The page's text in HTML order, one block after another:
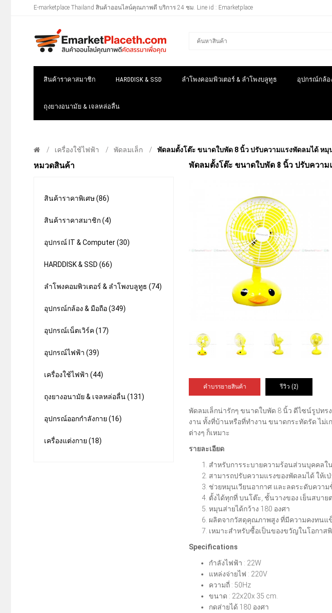
E-marketplace Thailand สินค้าออนไลน์คุณภาพดี บริการ 24 ชม. Line id : Emarketplace
สินค้าราคาสมาชิก HARDDISK & SSD ลำโพงคอมพิวเตอร์ & ลำโพงบลูทูธ อุปกรณ์กล้อ
ถุงยางอนามัย & เจลหล่อลื่น
เครื่องใช้ไฟฟ้า พัดลมเล็ก พัดลมตั้งโต๊ะ ขนาดใบพัด 8 นิ้ว ปรับความแรงพัดลมได้ หมุ
หมวดสินค้า
สินค้าราคาพิเศษ (86)
สินค้าราคาสมาชิก (4)
อุปกรณ์ IT & Computer (30)
HARDDISK & SSD (66)
ลำโพงคอมพิวเตอร์ & ลำโพงบลูทูธ (74)
อุปกรณ์กล้อง & มือถือ (349)
อุปกรณ์เน็ตเวิร์ค (17)
อุปกรณ์ไฟฟ้า (39)
เครื่องใช้ไฟฟ้า (44)
ถุงยางอนามัย & เจลหล่อลื่น (131)
อุปกรณ์ออกกำลังกาย (16)
เครื่องแต่งกาย (18)
พัดลมตั้งโต๊ะ ขนาดใบพัด 8 นิ้ว ปรับความ
คำบรรยายสินค้า รีวิว (2)
พัดลมเล็กน่ารักๆ ขนาดใบพัด 8 นิ้ว ดีไซน์รูปทร
งาน ทั้งที่บ้านหรือที่ทำงาน ขนาดกระทัดรัด ไม่เ
ต่างๆ ก็เหมาะ
รายละเอียด
สำหรับการระบายความร้อนส่วนบุคคลใ
สามารถปรับความแรงของพัดลมได้ ให้
ช่วยหมุนเวียนอากาศ และลดระดับความ
ตั้งได้ทุกที่ บนโต๊ะ, ชั้นวางของ เย็นสบาย
หมุนส่ายได้กว้าง 180 องศา
ผลิตจากวัสดุคุณภาพสูง ที่มีความคงทนแ
เหมาะสำหรับซื้อเป็นของขวัญในโอกาสพิ
Specifications
กำลังไฟฟ้า : 22W
แหล่งจ่ายไฟ : 220V
ความถี่ : 50Hz
ขนาด : 22x20x 35 cm.
กดส่ายได้ 180 องศา